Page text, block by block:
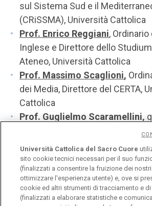
sul Sistema Sud e il
(CRiSSMA), Università Cattolica
Prof. Enrico Reggiani,
Inglese e Direttore dello
Ateneo, Università Cattolica
Prof. Massimo Scaglioni,
dei Media, Direttore del CERTA,
Cattolica
Prof. Guglielmo Scaramellini,
Prof. Claudio Visentin
,
Svizzera Italiana e Direttore della
Viaggio
Università Cattolica del Sacro Cuore
sito cookie tecnici necessari per il suo
(finalizzati a consentire la fruizione dei
ottimizzare l'esperienza utente) e, ove si
cookie ed altri strumenti di tracciamento e
(finalizzati a elaborare statistiche e